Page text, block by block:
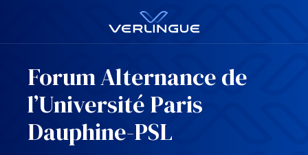
Forum Alternance de
l’Université Paris
Dauphine-PSL